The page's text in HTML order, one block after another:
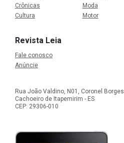
Crônicas
Cultura
Moda
Motor
Revista Leia
Fale conosco
Anúncie
Rua João Valdino, N01, Coronel Borges
Cachoeiro de Itapemirim - ES
CEP: 29306-010